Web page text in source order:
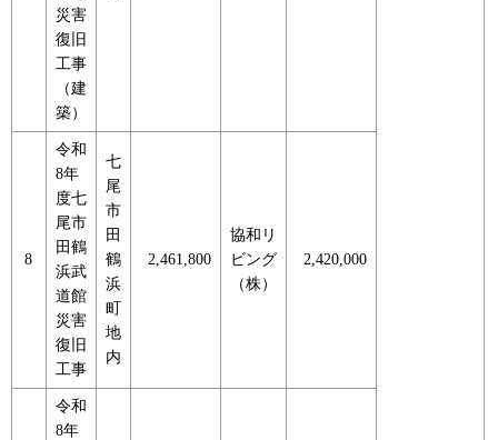
災害
復旧
工事
（建
築）
8
令和
8年
度七
尾市
田鶴
浜武
道館
災害
復旧
工事
七
尾
市
田
鶴
浜
町
地
内
2,461,800
協和リ
ビング
（株）
2,420,000
令和
8年